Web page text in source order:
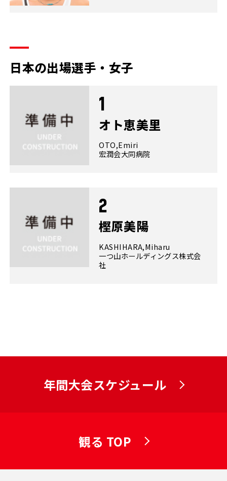
日本の出場選手・女子
1
オト恵美里
OTO,Emiri
宏潤会大同病院
2
樫原美陽
KASHIHARA,Miharu
一つ山ホールディングス株式会
社
年間大会スケジュール
観る TOP